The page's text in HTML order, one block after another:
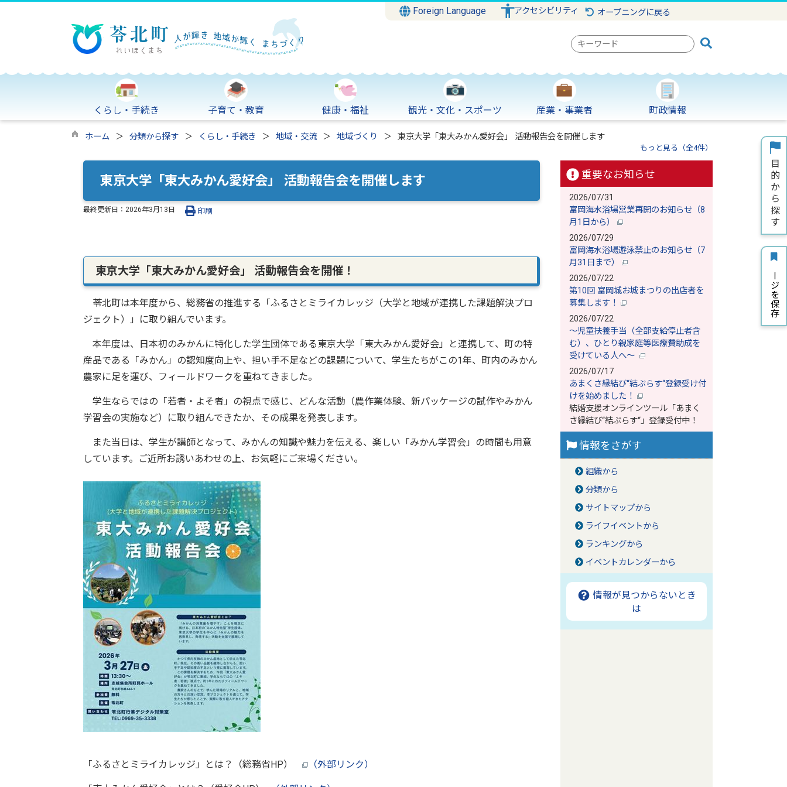
Foreign Language アクセシビリティ オープニングに戻る
検
キ
ー
ワ
ー
くらし・手続き 子育て・教育 健康・福祉 観光・文化・スポーツ 産業・事業者 町政情報
ホーム 分類から探す くらし・手続き 地域・交流 地域づくり 東京大学「東大みかん愛好会」 活動報告会を開催します
もっと見る（全4件）
東京大学「東大みかん愛好会」 活動報告会を開催します
最終更新日： 2026年3月13日 印刷
東京大学「東大みかん愛好会」 活動報告会を開催！
苓北町は本年度から、総務省の推進する「ふるさとミライカレッジ（大学と地域が連携した課題解決プロ
ジェクト）」に取り組んでいます。
本年度は、日本初のみかんに特化した学生団体である東京大学「東大みかん愛好会」と連携して、町の特
産品である「みかん」の認知度向上や、担い手不足などの課題について、学生たちがこの1年、町内のみかん
農家に足を運び、フィールドワークを重ねてきました。
学生ならではの「若者・よそ者」の視点で感じ、どんな活動（農作業体験、新パッケージの試作やみかん
学習会の実施など）に取り組んできたか、その成果を発表します。
また当日は、学生が講師となって、みかんの知識や魅力を伝える、楽しい「みかん学習会」の時間も用意
しています。ご近所お誘いあわせの上、お気軽にご来場ください。
「ふるさとミライカレッジ」とは？（総務省HP） （外部リンク）
重要なお知らせ
2026/07/31
富岡海水浴場営業再開のお知らせ（8
月1日から）
2026/07/29
富岡海水浴場遊泳禁止のお知らせ（7
月31日まで）
2026/07/22
第10回 富岡城お城まつりの出店者を
募集します！
2026/07/22
～児童扶養手当（全部支給停止者含
む）、ひとり親家庭等医療費助成を
受けている人へ～
2026/07/17
あまくさ縁結び‘‘結ぷらす‘‘登録受け付
けを始めました！
結婚支援オンラインツール「あまく
さ縁結び‘‘結ぷらす‘‘」登録受付中！
情報をさがす
組織から
分類から
サイトマップから
ライフイベントから
ランキングから
イベントカレンダーから
情報が見つからないとき
は
ページを保存